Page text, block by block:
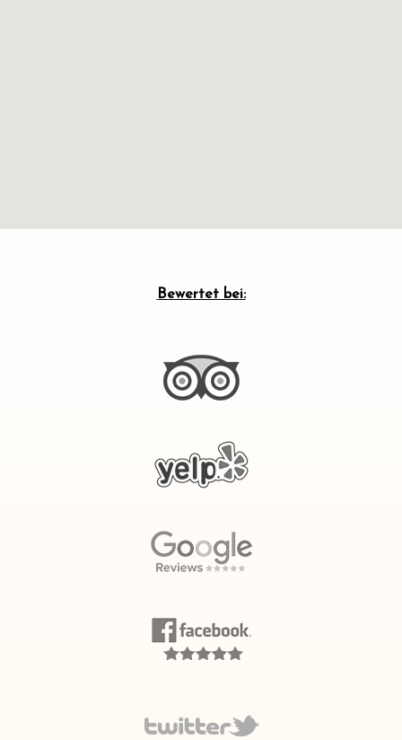
Bewertet bei: